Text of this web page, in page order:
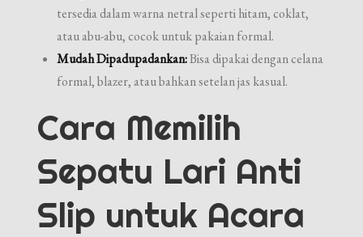
tersedia dalam warna netral seperti hitam, coklat,
atau abu-abu, cocok untuk pakaian formal.
Mudah Dipadupadankan:Bisa dipakai dengan celana
formal, blazer, atau bahkan setelan jas kasual.
Cara Memilih
Sepatu Lari Anti
Slip untuk Acara